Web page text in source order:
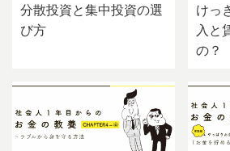
分散投資と集中投資の選
び方
けっ
入と
の？